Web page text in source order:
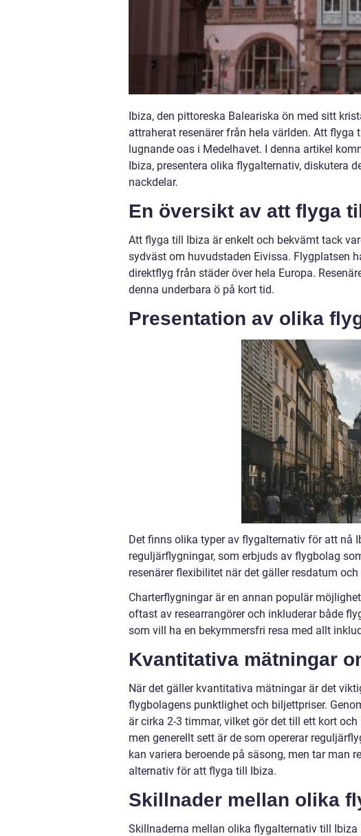
Ibiza, den pittoreska Baleariska ön med sitt
attraherat resenärer från hela världen. Att
lugnande oas i Medelhavet. I denna artikel
Ibiza, presentera olika flygalternativ, diskutera
nackdelar.
En översikt av att flyga
Att flyga till Ibiza är enkelt och bekvämt tack
sydväst om huvudstaden Eivissa. Flygplatsen
direktflyg från städer över hela Europa.
denna underbara ö på kort tid.
Presentation av olika
Det finns olika typer av flygalternativ för att nå
reguljärflygningar, som erbjuds av flygbolag
resenärer flexibilitet när det gäller resdatum
Charterflygningar är en annan populär
oftast av researrangörer och inkluderar både
som vill ha en bekymmersfri resa med allt
Kvantitativa mätningar
När det gäller kvantitativa mätningar är det
flygbolagens punktlighet och biljettpriser.
är cirka 2-3 timmar, vilket gör det till ett kort
men generellt sett är de som opererar
kan variera beroende på säsong, men tar man
alternativ för att flyga till Ibiza.
Skillnader mellan olika
Skillnaderna mellan olika flygalternativ till